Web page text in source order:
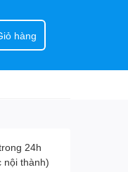
hàng
24h
nội thành)